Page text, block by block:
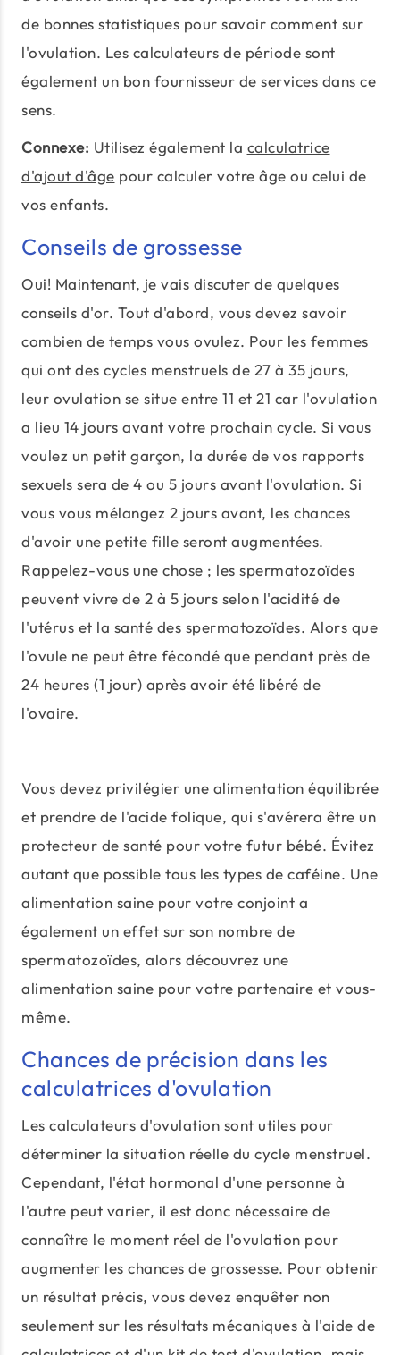
de bonnes statistiques pour savoir comment sur
l'ovulation. Les calculateurs de période sont
également un bon fournisseur de services dans ce
sens.
Connexe: Utilisez également la calculatrice
d'ajout d'âge pour calculer votre âge ou celui de
vos enfants.
Conseils de grossesse
Oui! Maintenant, je vais discuter de quelques
conseils d'or. Tout d'abord, vous devez savoir
combien de temps vous ovulez. Pour les femmes
qui ont des cycles menstruels de 27 à 35 jours,
leur ovulation se situe entre 11 et 21 car l'ovulation
a lieu 14 jours avant votre prochain cycle. Si vous
voulez un petit garçon, la durée de vos rapports
sexuels sera de 4 ou 5 jours avant l'ovulation. Si
vous vous mélangez 2 jours avant, les chances
d'avoir une petite fille seront augmentées.
Rappelez-vous une chose ; les spermatozoïdes
peuvent vivre de 2 à 5 jours selon l'acidité de
l'utérus et la santé des spermatozoïdes. Alors que
l'ovule ne peut être fécondé que pendant près de
24 heures (1 jour) après avoir été libéré de
l'ovaire.
Vous devez privilégier une alimentation équilibrée
et prendre de l'acide folique, qui s'avérera être un
protecteur de santé pour votre futur bébé. Évitez
autant que possible tous les types de caféine. Une
alimentation saine pour votre conjoint a
également un effet sur son nombre de
spermatozoïdes, alors découvrez une
alimentation saine pour votre partenaire et vous-
même.
Chances de précision dans les
calculatrices d'ovulation
Les calculateurs d'ovulation sont utiles pour
déterminer la situation réelle du cycle menstruel.
Cependant, l'état hormonal d'une personne à
l'autre peut varier, il est donc nécessaire de
connaître le moment réel de l'ovulation pour
augmenter les chances de grossesse. Pour obtenir
un résultat précis, vous devez enquêter non
seulement sur les résultats mécaniques à l'aide de